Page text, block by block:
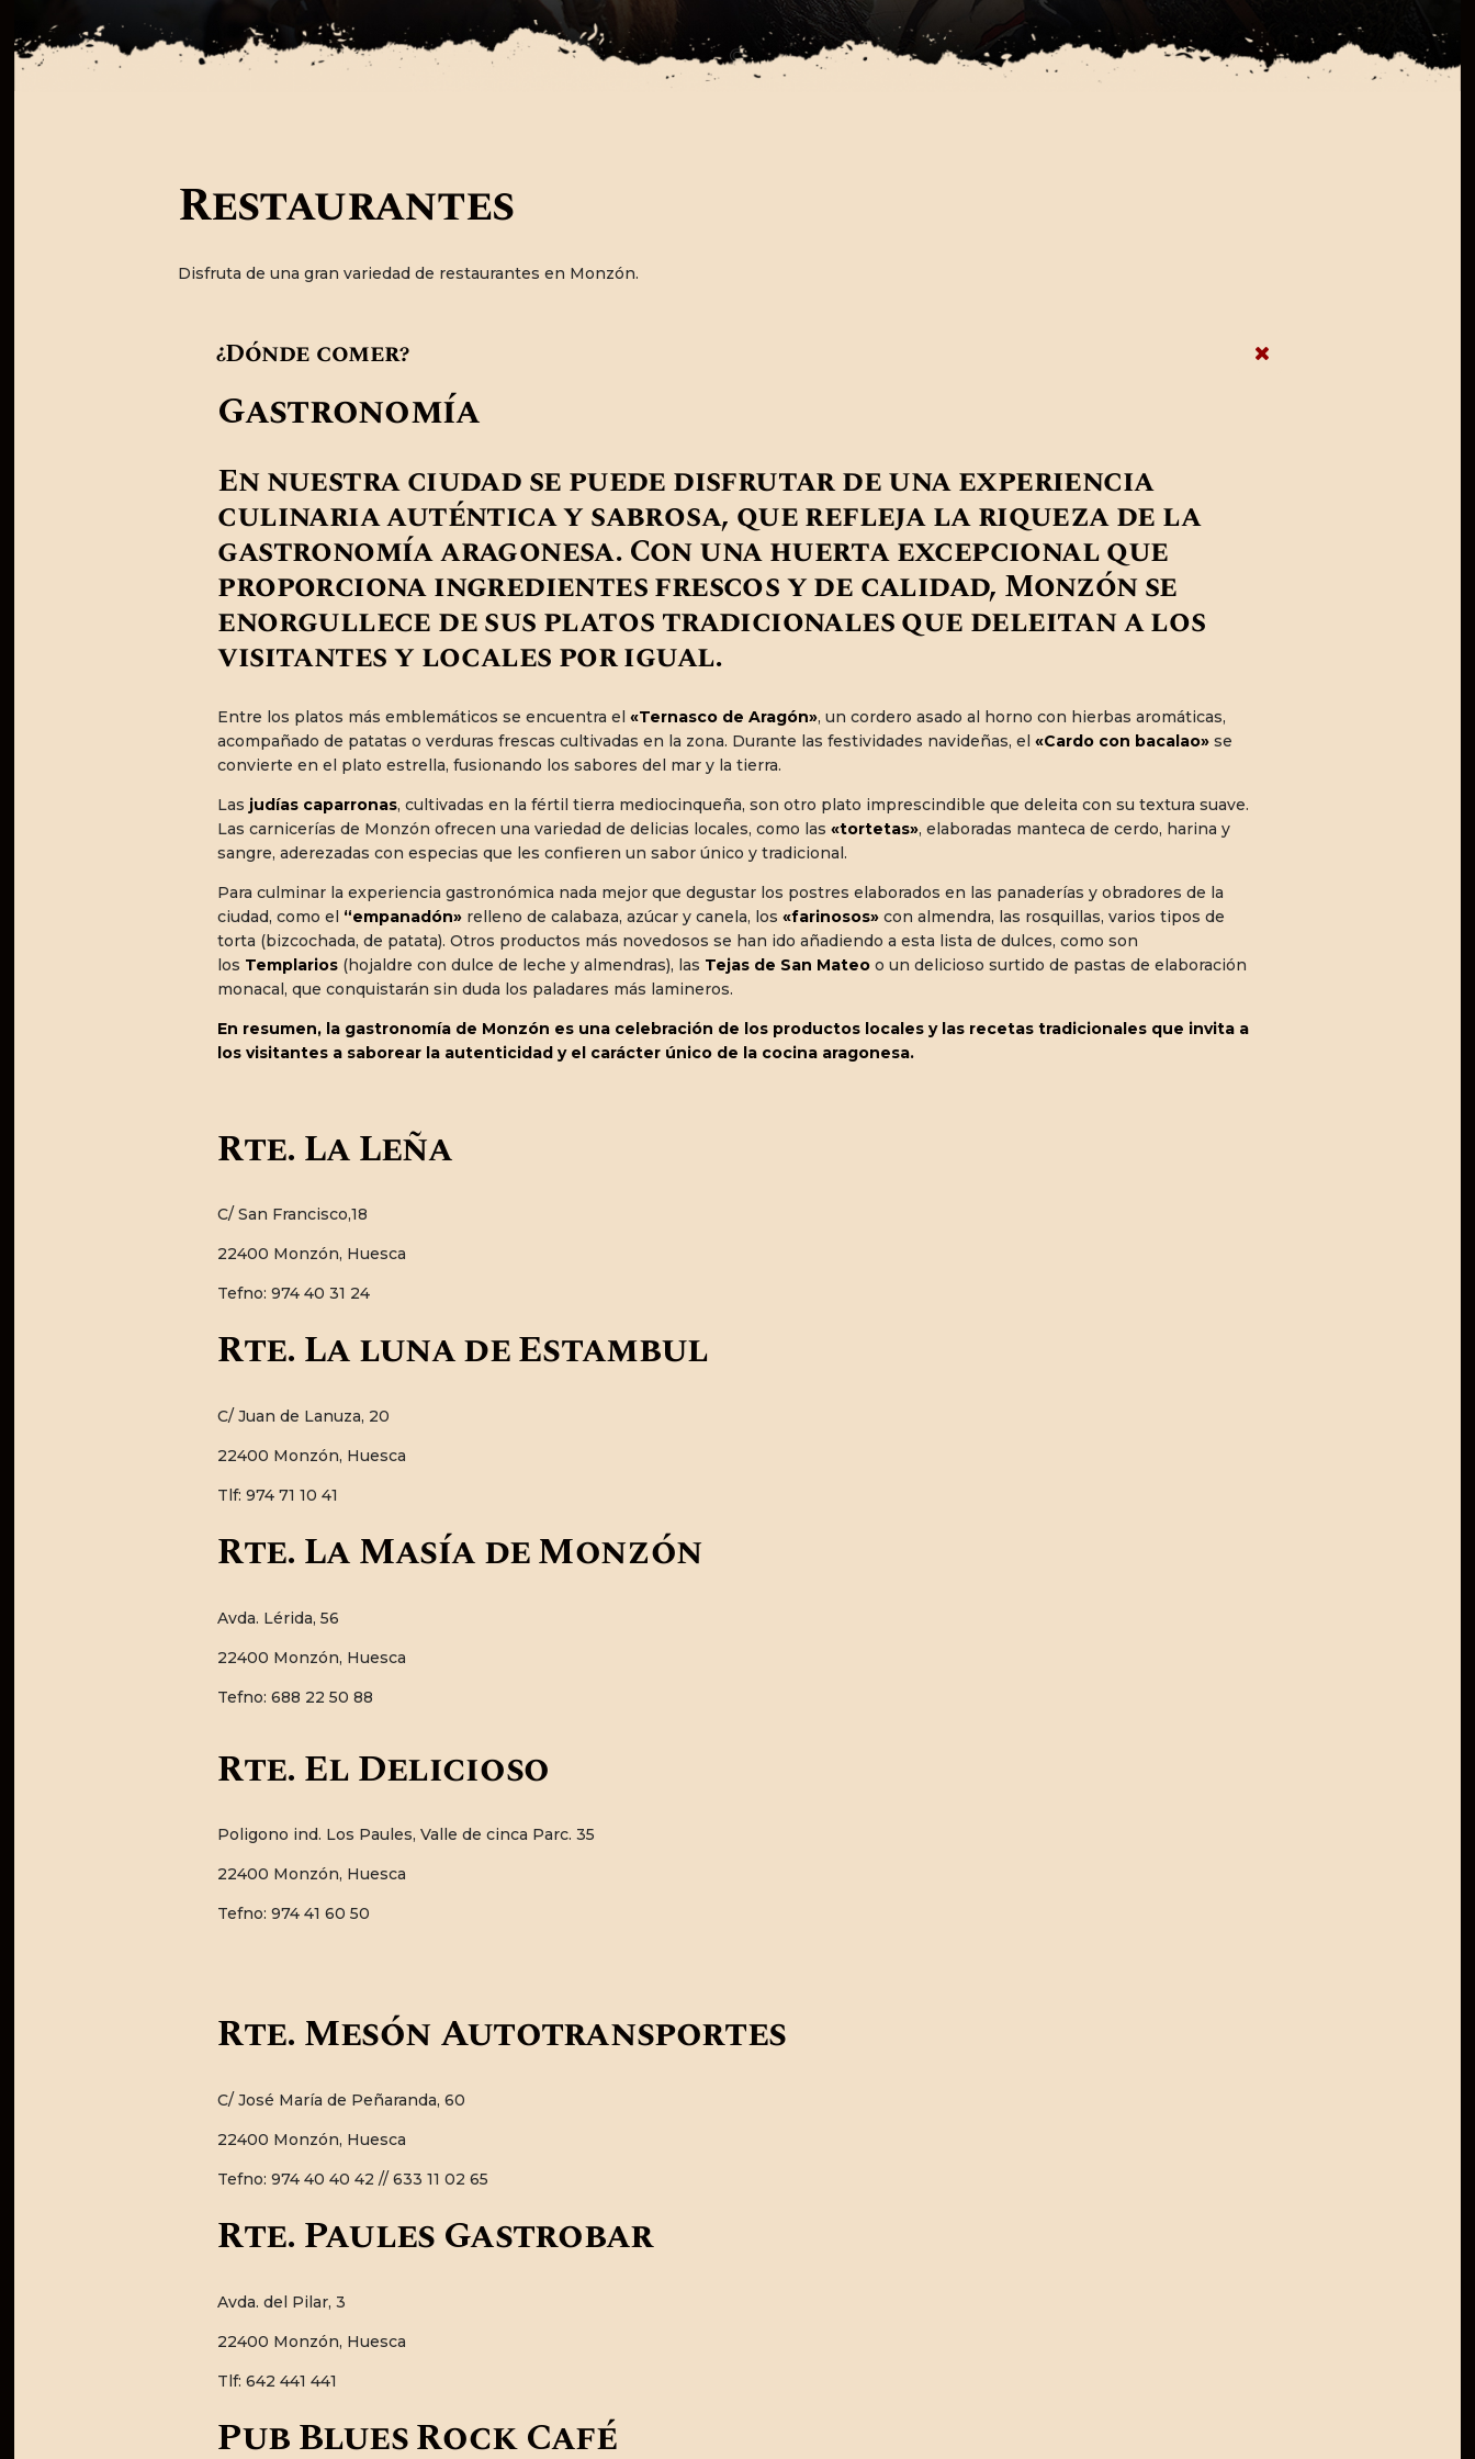
CONTACTO
Restaurantes
Disfruta de una gran variedad de restaurantes en Monzón.
¿Dónde comer?
Gastronomía
En nuestra ciudad se puede disfrutar de una experiencia
culinaria auténtica y sabrosa, que refleja la riqueza de la
gastronomía aragonesa. Con una huerta excepcional que
proporciona ingredientes frescos y de calidad, Monzón se
enorgullece de sus platos tradicionales que deleitan a los
visitantes y locales por igual.
Entre los platos más emblemáticos se encuentra el«Ternasco de Aragón», un cordero asado al horno con hierbas aromáticas,
acompañado de patatas o verduras frescas cultivadas en la zona. Durante las festividades navideñas, el«Cardo con bacalao» se
convierte en el plato estrella, fusionando los sabores del mar y la tierra.
Las judías caparronas, cultivadas en la fértil tierra mediocinqueña, son otro plato imprescindible que deleita con su textura suave.
Las carnicerías de Monzón ofrecen una variedad de delicias locales, como las«tortetas», elaboradas manteca de cerdo, harina y
sangre, aderezadas con especias que les confieren un sabor único y tradicional.
Para culminar la experiencia gastronómica nada mejor que degustar los postres elaborados en las panaderías y obradores de la
ciudad, como el “empanadón» relleno de calabaza, azúcar y canela, los«farinosos» con almendra, las rosquillas, varios tipos de
torta (bizcochada, de patata). Otros productos más novedosos se han ido añadiendo a esta lista de dulces, como son
los Templarios (hojaldre con dulce de leche y almendras), las Tejas de San Mateo o un delicioso surtido de pastas de elaboración
monacal, que conquistarán sin duda los paladares más lamineros.
En resumen, la gastronomía de Monzón es una celebración de los productos locales y las recetas tradicionales que invita a
los visitantes a saborear la autenticidad y el carácter único de la cocina aragonesa.
Rte. La Leña
C/ San Francisco,18
22400 Monzón, Huesca
Tefno: 974 40 31 24
Rte. La luna de Estambul
C/ Juan de Lanuza, 20
22400 Monzón, Huesca
Tlf: 974 71 10 41
Rte. La Masía de Monzón
Avda. Lérida, 56
22400 Monzón, Huesca
Tefno: 688 22 50 88
Rte. El Delicioso
Poligono ind. Los Paules, Valle de cinca Parc. 35
22400 Monzón, Huesca
Tefno: 974 41 60 50
Rte. Mesón Autotransportes
C/ José María de Peñaranda, 60
22400 Monzón, Huesca
Tefno: 974 40 40 42 // 633 11 02 65
Rte. Paules Gastrobar
Avda. del Pilar, 3
22400 Monzón, Huesca
Tlf: 642 441 441
Pub Blues Rock Café